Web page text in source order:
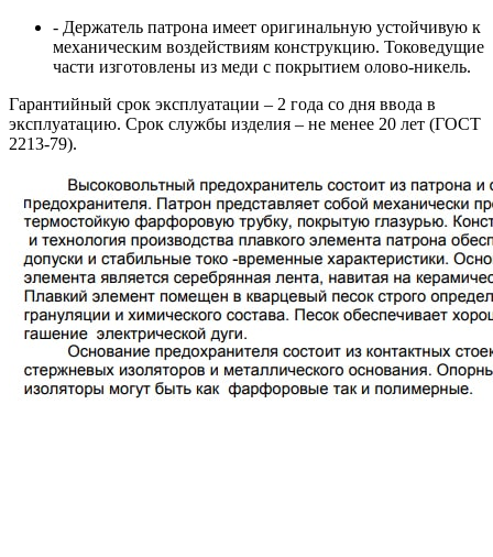
- Держатель патрона имеет оригинальную устойчивую к
механическим воздействиям конструкцию. Токоведущие
части изготовлены из меди с покрытием олово-никель.
Гарантийный срок эксплуатации – 2 года со дня ввода в
эксплуатацию. Срок службы изделия – не менее 20 лет (ГОСТ
2213-79).